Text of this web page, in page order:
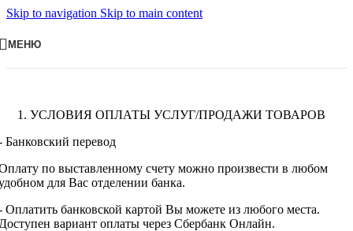
Skip to navigation Skip to main content
МЕНЮ
УСЛОВИЯ ОПЛАТЫ УСЛУГ/ПРОДАЖИ ТОВАРОВ
Банковский перевод
по выставленному счету можно произвести в любом
для Вас отделении банка.
Оплатить банковской картой Вы можете из любого места.
вариант оплаты через Сбербанк Онлайн.